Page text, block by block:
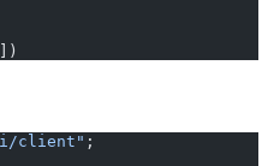
])
client" ;